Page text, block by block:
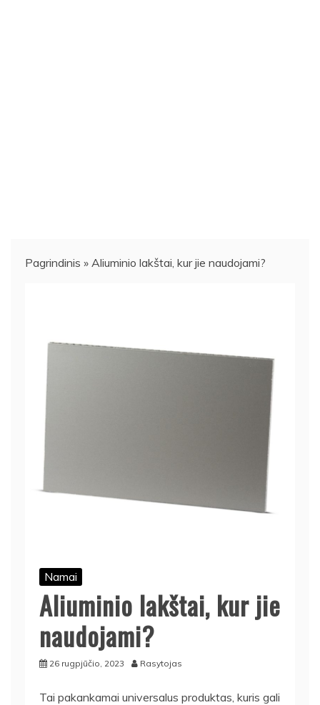
Pagrindinis » Aliuminio lakštai, kur jie naudojami?
Namai
Aliuminio lakštai, kur jie
naudojami?
26 rugpjūčio, 2023 Rasytojas
Tai pakankamai universalus produktas, kuris gali